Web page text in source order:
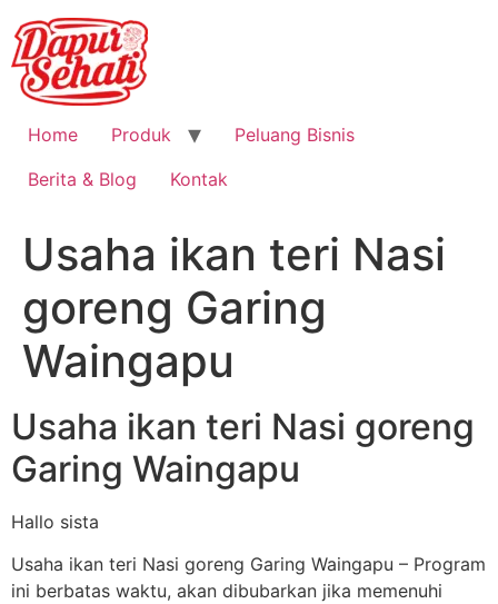
Home Produk
Peluang Bisnis
Berita & Blog
Kontak
Usaha ikan teri Nasi
goreng Garing
Waingapu
Usaha ikan teri Nasi goreng
Garing Waingapu
Hallo sista
Usaha ikan teri Nasi goreng Garing Waingapu – Program
ini berbatas waktu, akan dibubarkan jika memenuhi